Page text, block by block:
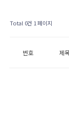
Total 0건 1 페이지
번호 제